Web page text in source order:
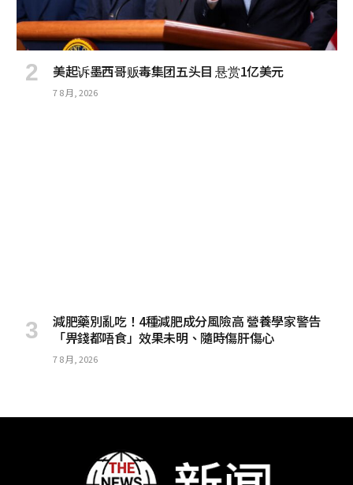
美起诉墨西哥贩毒集团五头目 悬赏1亿美元
7 8 月, 2026
減肥藥別亂吃！4種減肥成分風險高 營養學家警告
「畀錢都唔食」效果未明、隨時傷肝傷心
7 8 月, 2026